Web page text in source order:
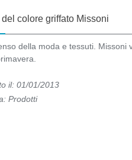
del colore griffato Missoni
della moda e tessuti. Missoni
il: 01/01/2013
Prodotti